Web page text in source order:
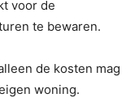
voor de
te bewaren.
de kosten mag
woning.